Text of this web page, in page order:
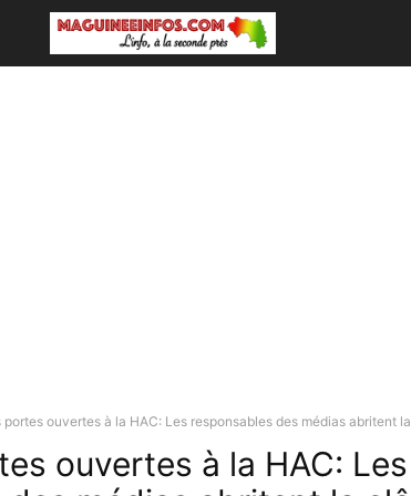
ouvertes à la HAC: Les responsables des médias abritent
ouvertes à la HAC: Les